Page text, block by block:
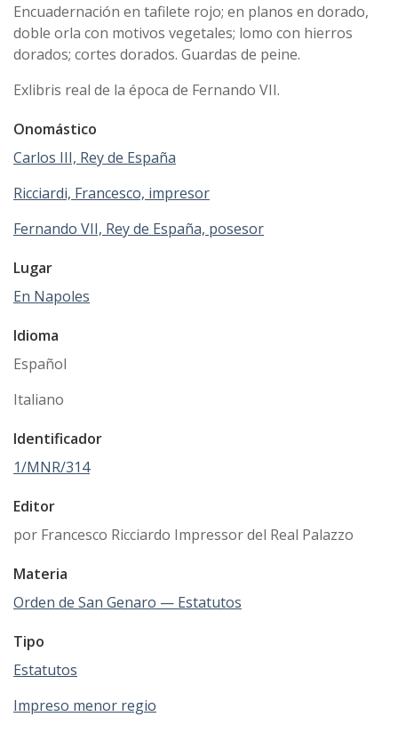
Encuadernación en tafilete rojo; en planos en dorado,
doble orla con motivos vegetales; lomo con hierros
dorados; cortes dorados. Guardas de peine.
Exlibris real de la época de Fernando VII.
Onomástico
Carlos III, Rey de España
Ricciardi, Francesco, impresor
Fernando VII, Rey de España, posesor
Lugar
En Napoles
Idioma
Español
Italiano
Identificador
1/MNR/314
Editor
por Francesco Ricciardo Impressor del Real Palazzo
Materia
Orden de San Genaro — Estatutos
Tipo
Estatutos
Impreso menor regio